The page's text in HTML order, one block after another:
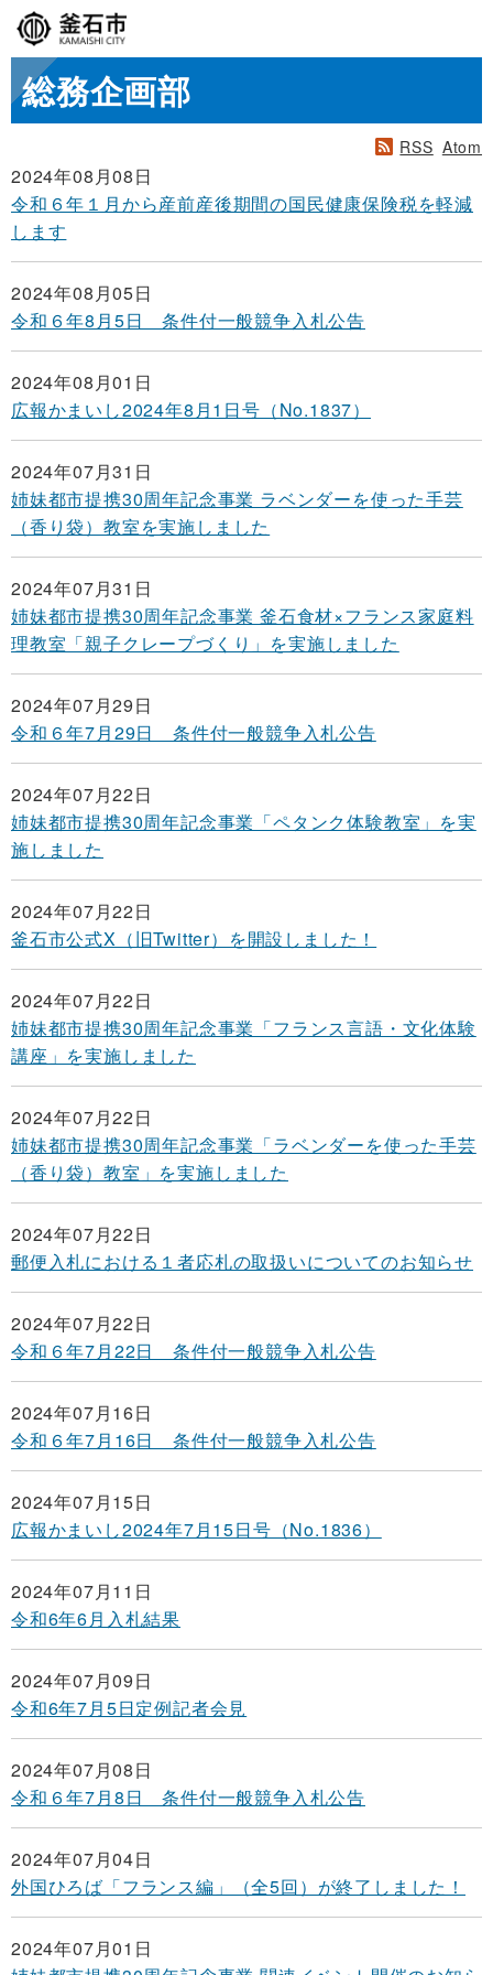
総務企画部
RSS Atom
2024年08月08日
令和６年１月から産前産後期間の国民健康保険税を軽減
します
2024年08月05日
令和６年8月5日 条件付一般競争入札公告
2024年08月01日
広報かまいし2024年8月1日号（No.1837）
2024年07月31日
姉妹都市提携30周年記念事業 ラベンダーを使った手芸
（香り袋）教室を実施しました
2024年07月31日
姉妹都市提携30周年記念事業 釜石食材×フランス家庭料
理教室「親子クレープづくり」を実施しました
2024年07月29日
令和６年7月29日 条件付一般競争入札公告
2024年07月22日
姉妹都市提携30周年記念事業「ペタンク体験教室」を実
施しました
2024年07月22日
釜石市公式X（旧Twitter）を開設しました！
2024年07月22日
姉妹都市提携30周年記念事業「フランス言語・文化体験
講座」を実施しました
2024年07月22日
姉妹都市提携30周年記念事業「ラベンダーを使った手芸
（香り袋）教室」を実施しました
2024年07月22日
郵便入札における１者応札の取扱いについてのお知らせ
2024年07月22日
令和６年7月22日 条件付一般競争入札公告
2024年07月16日
令和６年7月16日 条件付一般競争入札公告
2024年07月15日
広報かまいし2024年7月15日号（No.1836）
2024年07月11日
令和6年6月入札結果
2024年07月09日
令和6年7月5日定例記者会見
2024年07月08日
令和６年7月8日 条件付一般競争入札公告
2024年07月04日
外国ひろば「フランス編」（全5回）が終了しました！
2024年07月01日